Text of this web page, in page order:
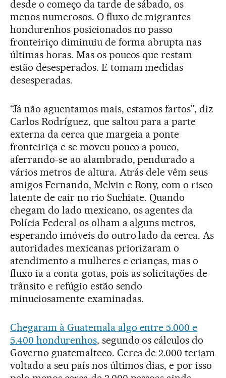
desde o começo da tarde de sábado, os
menos numerosos. O fluxo de migrantes
hondurenhos posicionados no passo
fronteiriço diminuiu de forma abrupta nas
últimas horas. Mas os poucos que restam
estão desesperados. E tomam medidas
desesperadas.
“Já não aguentamos mais, estamos fartos”, diz
Carlos Rodríguez, que saltou para a parte
externa da cerca que margeia a ponte
fronteiriça e se moveu pouco a pouco,
aferrando-se ao alambrado, pendurado a
vários metros de altura. Atrás dele vêm seus
amigos Fernando, Melvin e Rony, com o risco
latente de cair no rio Suchiate. Quando
chegam do lado mexicano, os agentes da
Polícia Federal os olham a alguns metros,
esperando imóveis do outro lado da cerca. As
autoridades mexicanas priorizaram o
atendimento a mulheres e crianças, mas o
fluxo ia a conta-gotas, pois as solicitações de
trânsito e refúgio estão sendo
minuciosamente examinadas.
Chegaram à Guatemala algo entre 5.000 e
5.400 hondurenhos, segundo os cálculos do
Governo guatemalteco. Cerca de 2.000 teriam
voltado a seu país nos últimos dias, e por isso